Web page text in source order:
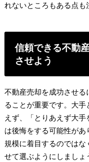
れないところもある点も
信頼できる不動
させよう
不動産売却を成功させ
ることが重要です。大
えず、「とりあえず大
は後悔をする可能性が
規模に着目するのでは
せて選ぶようにしましょ